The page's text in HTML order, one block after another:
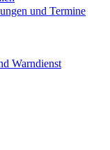
und Termine
Warndienst